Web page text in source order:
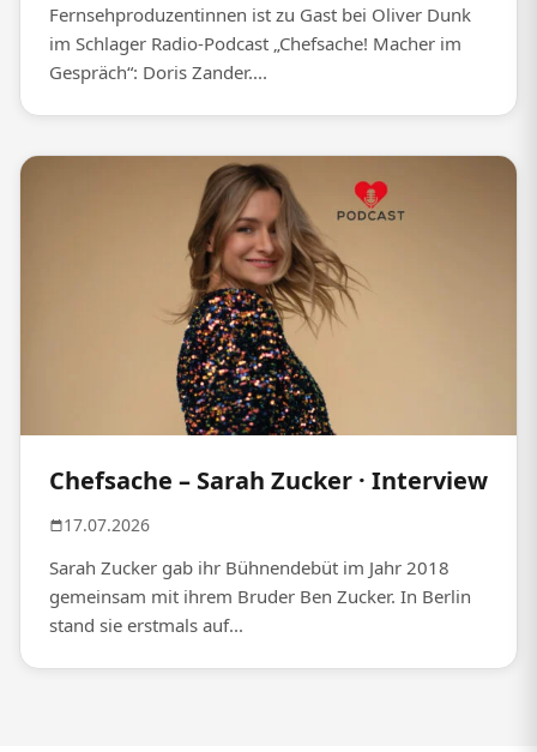
Fernsehproduzentinnen ist zu Gast bei Oliver Dunk
im Schlager Radio-Podcast „Chefsache! Macher im
Gespräch“: Doris Zander....
Chefsache – Sarah Zucker · Interview
17.07.2026
Sarah Zucker gab ihr Bühnendebüt im Jahr 2018
gemeinsam mit ihrem Bruder Ben Zucker. In Berlin
stand sie erstmals auf...